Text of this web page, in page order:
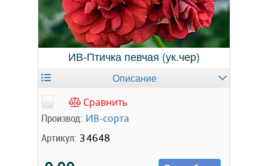
ИВ-Птичка певчая (ук.чер)
Описание
Сравнить
Производ: ИВ-сорта
Артикул: 34648